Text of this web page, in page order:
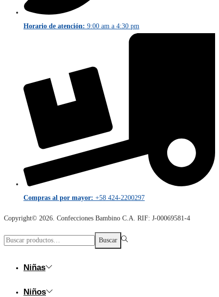
Horario de atención: 9:00 am a 4:30 pm
Compras al por mayor: +58 424-2200297
Copyright© 2026. Confecciones Bambino C.A. RIF: J-00069581-4
Búsqueda
Buscar
Niñas
Niños